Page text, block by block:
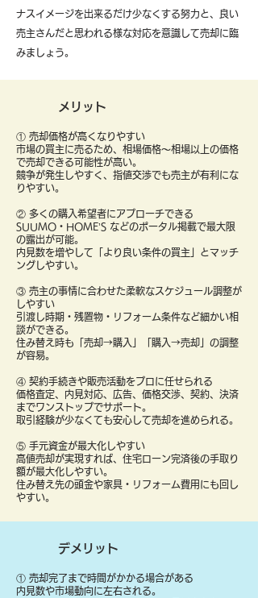
ナスイメージを出来るだけ少なくする努力と、良い
売主さんだと思われる様な対応を意識して売却に臨
みましょう。
メリット
① 売却価格が高くなりやすい
市場の買主に売るため、相場価格〜相場以上の価格
で売却できる可能性が高い。
競争が発生しやすく、指値交渉でも売主が有利にな
りやすい。
② 多くの購入希望者にアプローチできる
SUUMO・HOME’S などのポータル掲載で最大限
の露出が可能。
内見数を増やして「より良い条件の買主」とマッチ
ングしやすい。
③ 売主の事情に合わせた柔軟なスケジュール調整が
しやすい
引渡し時期・残置物・リフォーム条件など細かい相
談ができる。
住み替え時も「売却→購入」「購入→売却」の調整
が容易。
④ 契約手続きや販売活動をプロに任せられる
価格査定、内見対応、広告、価格交渉、契約、決済
までワンストップでサポート。
取引経験が少なくても安心して売却を進められる。
⑤ 手元資金が最大化しやすい
高値売却が実現すれば、住宅ローン完済後の手取り
額が最大化しやすい。
住み替え先の頭金や家具・リフォーム費用にも回し
やすい。
デメリット
① 売却完了まで時間がかかる場合がある
内見数や市場動向に左右される。